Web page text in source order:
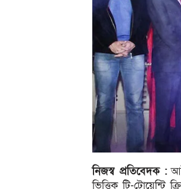
নিজস্ব প্রতিবেদক :
ভিত্তিক টি-টোয়েন্টি